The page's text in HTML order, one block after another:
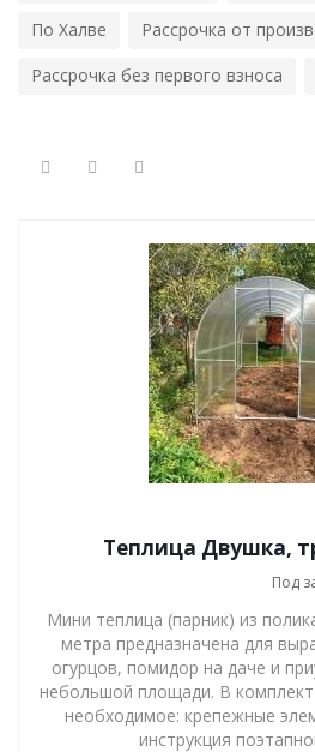
По Халве
Рассрочка от
Рассрочка без первого взноса
Теплица Двушка,
Под
Мини теплица (парник) из
метра предназначена для
огурцов, помидор на даче и
небольшой площади. В комплект
необходимое: крепежные
инструкция